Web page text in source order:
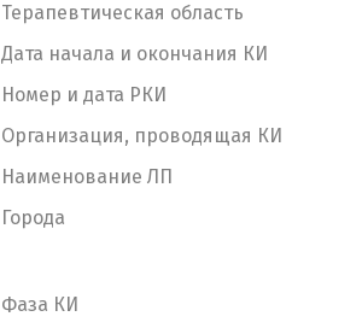
Терапевтическая область
Дата начала и окончания КИ
Номер и дата РКИ
Организация, проводящая КИ
Наименование ЛП
Города
Фаза КИ